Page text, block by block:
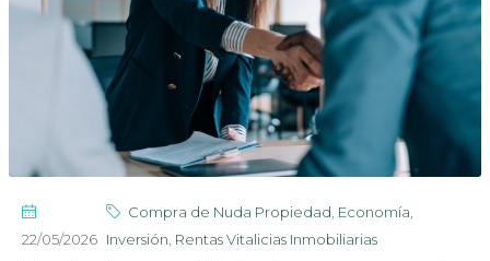
22/05/2026
Compra de Nuda Propiedad Economía
Inversión Rentas Vitalicias Inmobiliarias